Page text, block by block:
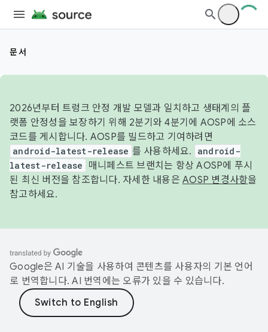
문서
2026년부터 트렁크 안정 개발 모델과 일치하고 생태계의 플
랫폼 안정성을 보장하기 위해 2분기와 4분기에 AOSP에 소스
코드를 게시합니다. AOSP를 빌드하고 기여하려면
android-latest-release 를 사용하세요.
android-
latest-release
매니페스트 브랜치는 항상 AOSP에 푸시
된 최신 버전을 참조합니다. 자세한 내용은 AOSP 변경사항을
참고하세요.
Google은 AI 기술을 사용하여 콘텐츠를 사용자의 기본 언어
로 번역합니다. AI 번역에는 오류가 있을 수 있습니다.